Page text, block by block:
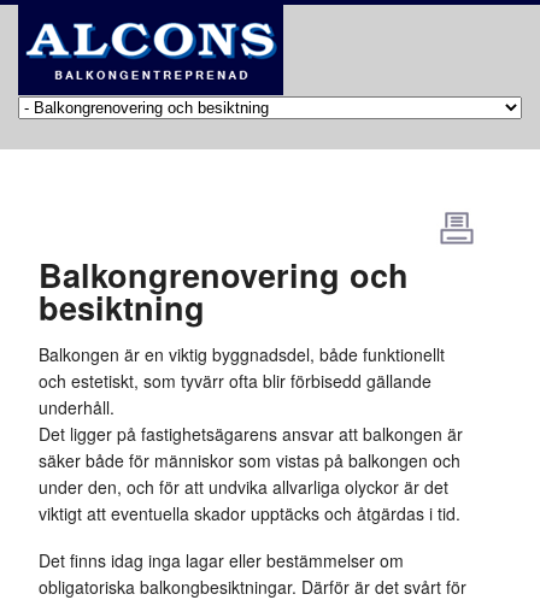
Balkongrenovering och
besiktning
Balkongen är en viktig byggnadsdel, både funktionellt
och estetiskt, som tyvärr ofta blir förbisedd gällande
underhåll.
Det ligger på fastighetsägarens ansvar att balkongen är
säker både för människor som vistas på balkongen och
under den, och för att undvika allvarliga olyckor är det
viktigt att eventuella skador upptäcks och åtgärdas i tid.
Det finns idag inga lagar eller bestämmelser om
obligatoriska balkongbesiktningar. Därför är det svårt för